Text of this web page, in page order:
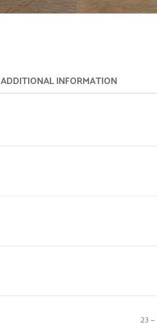
ADDITIONAL INFORMATION
23